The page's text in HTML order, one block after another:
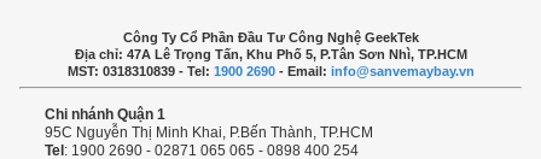
Công Ty Cổ Phần Đầu Tư Công Nghệ GeekTek
Địa chỉ: 47A Lê Trọng Tấn, Khu Phố 5, P.Tân Sơn Nhì, TP.HCM
MST: 0318310839 - Tel: 1900 2690- Email: info@sanvemaybay.vn
Chi nhánh Quận 1
95C Nguyễn Thị Minh Khai, P.Bến Thành, TP.HCM
Tel : 1900 2690 - 02871 065 065 - 0898 400 254